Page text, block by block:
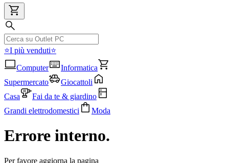
⭐I più venduti⭐
Computer
Informatica
Supermercato
Giocattoli
Casa
Fai da te & giardino
Grandi elettrodomestici
Moda
Errore interno.
Per favore aggiorna la pagina